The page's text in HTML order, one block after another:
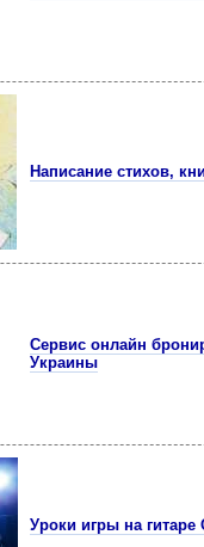
Написание стихов,
Сервис онлайн
Украины
Уроки игры на гитаре